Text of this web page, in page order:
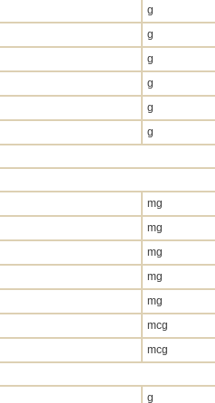
g
g
g
g
g
g
mg
mg
mg
mg
mg
mcg
mcg
g